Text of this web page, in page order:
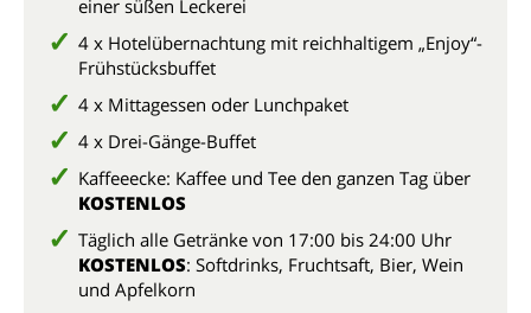
einer süßen Leckerei
4 x Hotelübernachtung mit reichhaltigem „Enjoy“-
Frühstücksbuffet
4 x Mittagessen oder Lunchpaket
4 x Drei-Gänge-Buffet
Kaffeeecke: Kaffee und Tee den ganzen Tag über
KOSTENLOS
Täglich alle Getränke von 17:00 bis 24:00 Uhr
KOSTENLOS: Softdrinks, Fruchtsaft, Bier, Wein
und Apfelkorn